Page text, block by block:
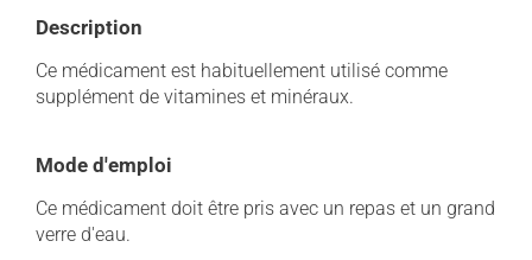
Description
Ce médicament est habituellement utilisé comme
supplément de vitamines et minéraux.
Mode d'emploi
Ce médicament doit être pris avec un repas et un grand
verre d'eau.